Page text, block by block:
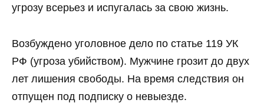
угрозу всерьез и испугалась за свою жизнь.
Возбуждено уголовное дело по статье 119 УК
РФ (угроза убийством). Мужчине грозит до двух
лет лишения свободы. На время следствия он
отпущен под подписку о невыезде.